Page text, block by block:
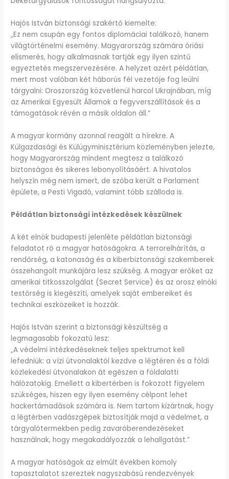
Hajós István biztonsági szakértő kiemelte:
„Ez nem csupán egy fontos diplomáciai találkozó, hanem
világtörténelmi esemény. Magyarország számára óriási
elismerés, hogy alkalmasnak tartják egy ilyen szintű
egyeztetés megszervezésére. A helyzet azért példátlan,
mert most valóban két háborús fél vezetője fog leülni
tárgyalni: Oroszország közvetlenül harcol Ukrajnában, míg
az Amerikai Egyesült Államok a fegyverszállítások és a
támogatások révén a másik oldalon áll.”
A magyar kormány azonnal reagált a hírekre. A
Külgazdasági és Külügyminisztérium közleményben jelezte,
hogy Magyarország mindent megtesz a találkozó
biztonságos és sikeres lebonyolításáért. A hivatalos
helyszín még nem ismert, de szóba került a Parlament
épülete, a Pesti Vigadó, valamint több szálloda is.
Példátlan biztonsági intézkedések készülnek
A két elnök budapesti jelenléte példátlan biztonsági
feladatot ró a magyar hatóságokra. A terrorelhárítás, a
rendőrség, a katonaság és a kiberbiztonsági szakemberek
összehangolt munkájára lesz szükség. A magyar erőket az
amerikai titkosszolgálat (Secret Service) és az orosz elnöki
testőrség is kiegészíti, amelyek saját embereiket és
technikai eszközeiket is hozzák.
Hajós István szerint a biztonsági készültség a
legmagasabb fokozatú lesz:
„A védelmi intézkedéseknek teljes spektrumot kell
lefedniük: a vízi útvonalaktól kezdve a légtéren és a földi
közlekedési útvonalakon át egészen a földalatti
hálózatokig. Emellett a kibertérben is fokozott figyelem
szükséges, hiszen egy ilyen esemény célpont lehet
hackertámadások számára is. Nem tartom kizártnak, hogy
a légtérben vadászgépek biztosítják majd a védelmet, a
tárgyalótermekben pedig zavaróberendezéseket
használnak, hogy megakadályozzák a lehallgatást.”
A magyar hatóságok az elmúlt években komoly
tapasztalatot szereztek nagyszabású rendezvények